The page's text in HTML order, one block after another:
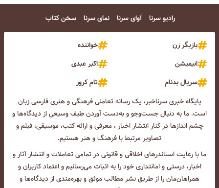
رادیو سرنا آوای سرنا نمای سرنا سخن کتاب
بازیگر زن
خواننده
انیمیشن
اکبر عبدی
سریال بدنام
تام کروز
پایگاه خبری سرناخبر، یک رسانه تعاملی فرهنگی و هنری فارسی زبان
است. ما به دنبال جست‌و‌جو و به‌دست آوردن طیف وسیعی از دیدگاه‌ها و
چشم انداز‌ها در کنار انتشار اخبار ، معرفی و ارائه کتب، موسیقی، فیلم و
تصاویر مرتبط با فرهنگ و هنر هستیم.
ما با رعایت استاندرهای اخلاقی و قانونی در تمامی تعاملات و انتشار آثار و
اخبار، درستی و امانتداری خود را به اثبات می‌رسانیم و اعتماد کاربران و
همراهان‌مان را از طریق نشر مطالب موثق و بهره‌مندی از دیدگاه‌ها و